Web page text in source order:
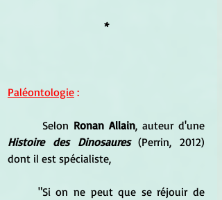
*
Paléontologie :
	 Selon
Ronan Allain
Histoire des Dinosaures (Perrin, 2012)
dont il est spécialiste,